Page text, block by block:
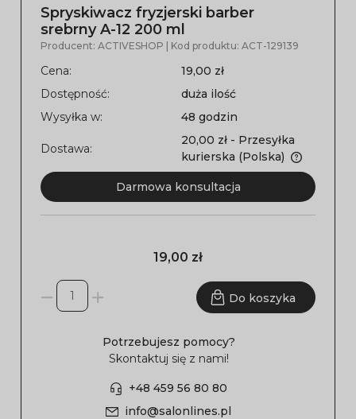
Spryskiwacz fryzjerski barber
srebrny A-12 200 ml
Producent: ACTIVESHOP | Kod produktu: ACT-129139
Cena:
19,00 zł
Dostępność:
duża ilość
Wysyłka w:
48 godzin
Dostawa:
20,00 zł - Przesyłka
kurierska (Polska)
Darmowa konsultacja
19,00 zł
Do koszyka
Potrzebujesz pomocy?
Skontaktuj się z nami!
+48 459 56 80 80
info@salonlines.pl